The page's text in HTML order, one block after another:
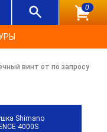
0
винт от по запросу
Shimano
4000S